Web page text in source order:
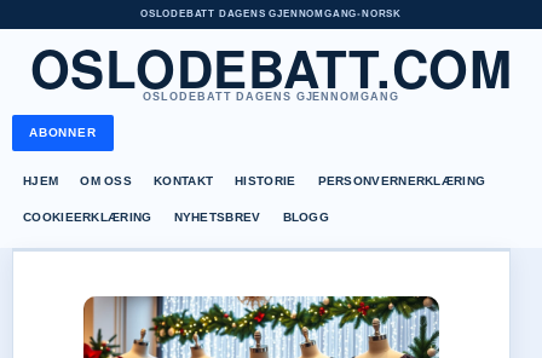
OSLODEBATT DAGENS GJENNOMGANG• NORSK
OSLODEBATT.COM
OSLODEBATT DAGENS GJENNOMGANG
ABONNER
HJEM OM OSS KONTAKT HISTORIE PERSONVERNERKLÆRING
COOKIEERKLÆRING NYHETSBREV BLOGG